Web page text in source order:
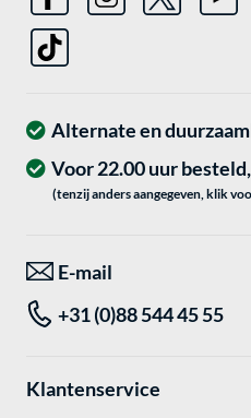
Alternate en
Voor 22.00 uur
(tenzij anders aangegeven, klik
E-mail
+31 (0)88 544 45 55
Klantenservice